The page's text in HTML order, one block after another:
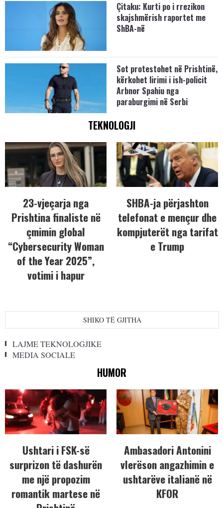
Çitaku: Kurti po i rrezikon
skajshmërish raportet me
ShBA-në
Sot protestohet në Prishtinë,
kërkohet lirimi i ish-policit
Arbnor Spahiu nga
paraburgimi në Serbi
TEKNOLOGJI
23-vjeçarja nga
Prishtina finaliste në
çmimin global
“Cybersecurity Woman
of the Year 2025”,
votimi i hapur
SHBA-ja përjashton
telefonat e mençur dhe
kompjuterët nga tarifat
e Trump
SHIKO TË GJITHA
LAJME TEKNOLOGJIKE
MEDIA SOCIALE
HUMOR
Ushtari i FSK-së
surprizon të dashurën
me një propozim
romantik martese në
Ambasadori Antonini
vlerëson angazhimin e
ushtarëve italianë në
KFOR